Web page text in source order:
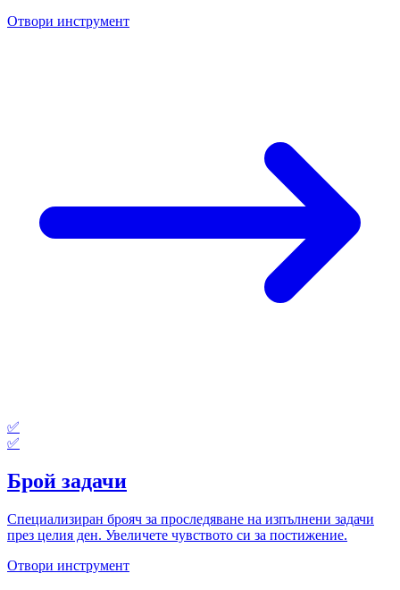
Отвори инструмент
✅
✅
Брой задачи
Специализиран брояч за проследяване на изпълнени задачи
през целия ден. Увеличете чувството си за постижение.
Отвори инструмент